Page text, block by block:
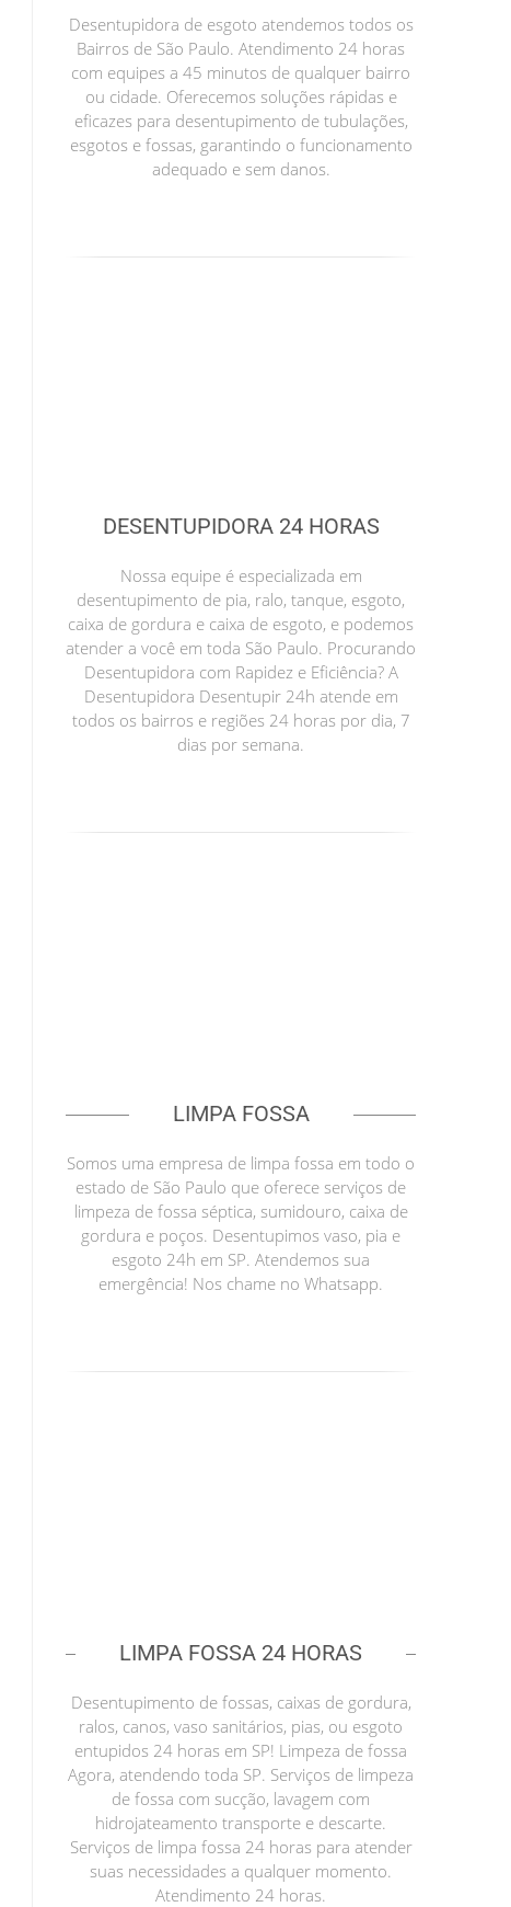
Desentupidora de esgoto atendemos todos os
Bairros de São Paulo. Atendimento 24 horas
com equipes a 45 minutos de qualquer bairro
ou cidade. Oferecemos soluções rápidas e
eficazes para desentupimento de tubulações,
esgotos e fossas, garantindo o funcionamento
adequado e sem danos.
DESENTUPIDORA 24 HORAS
Nossa equipe é especializada em
desentupimento de pia, ralo, tanque, esgoto,
caixa de gordura e caixa de esgoto, e podemos
atender a você em toda São Paulo. Procurando
Desentupidora com Rapidez e Eficiência? A
Desentupidora Desentupir 24h atende em
todos os bairros e regiões 24 horas por dia, 7
dias por semana.
LIMPA FOSSA
Somos uma empresa de limpa fossa em todo o
estado de São Paulo que oferece serviços de
limpeza de fossa séptica, sumidouro, caixa de
gordura e poços. Desentupimos vaso, pia e
esgoto 24h em SP. Atendemos sua
emergência! Nos chame no Whatsapp.
LIMPA FOSSA 24 HORAS
Desentupimento de fossas, caixas de gordura,
ralos, canos, vaso sanitários, pias, ou esgoto
entupidos 24 horas em SP! Limpeza de fossa
Agora, atendendo toda SP. Serviços de limpeza
de fossa com sucção, lavagem com
hidrojateamento transporte e descarte.
Serviços de limpa fossa 24 horas para atender
suas necessidades a qualquer momento.
Atendimento 24 horas.